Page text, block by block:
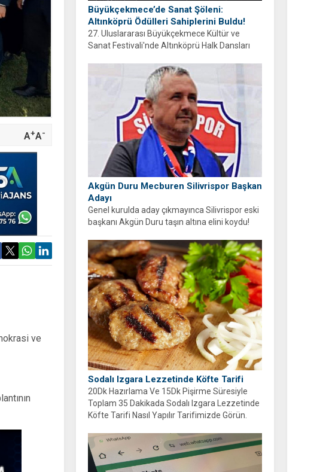
Büyükçekmece’de Sanat Şöleni:
Altınköprü Ödülleri Sahiplerini Buldu!
27. Uluslararası Büyükçekmece Kültür ve
Sanat Festivali'nde Altınköprü Halk Dansları
Akgün Duru Mecburen Silivrispor Başkan
Adayı
Genel kurulda aday çıkmayınca Silivrispor eski
başkanı Akgün Duru taşın altına elini koydu!
açıkladı.
Sodalı Izgara Lezzetinde Köfte Tarifi
20Dk Hazırlama Ve 15Dk Pişirme Süresiyle
Toplam 35 Dakikada Sodalı Izgara Lezzetinde
Köfte Tarifi Nasıl Yapılır Tarifimizde Görün.
A+A-
ve